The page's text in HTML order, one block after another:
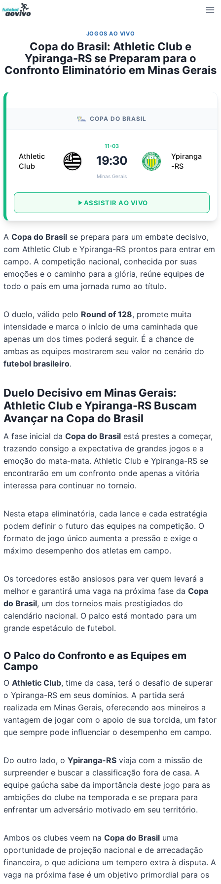
Pular
para
Conteúdo
JOGOS AO VIVO
Copa do Brasil: Athletic Club e
Ypiranga-RS se Preparam para o
Confronto Eliminatório em Minas Gerais
COPA DO BRASIL
Athletic
Club
11-03
19:30
Minas Gerais
Ypiranga
-RS
ASSISTIR AO VIVO
ACopa do Brasil se prepara para um embate decisivo,
com Athletic Club e Ypiranga-RS prontos para entrar em
campo. A competição nacional, conhecida por suas
emoções e o caminho para a glória, reúne equipes de
todo o país em uma jornada rumo ao título.
O duelo, válido pelo Round of 128, promete muita
intensidade e marca o início de uma caminhada que
apenas um dos times poderá seguir. É a chance de
ambas as equipes mostrarem seu valor no cenário do
futebol brasileiro.
Duelo Decisivo em Minas Gerais:
Athletic Club e Ypiranga-RS Buscam
Avançar na Copa do Brasil
A fase inicial daCopa do Brasil está prestes a começar,
trazendo consigo a expectativa de grandes jogos e a
emoção do mata-mata. Athletic Club e Ypiranga-RS se
encontrarão em um confronto onde apenas a vitória
interessa para continuar no torneio.
Nesta etapa eliminatória, cada lance e cada estratégia
podem definir o futuro das equipes na competição. O
formato de jogo único aumenta a pressão e exige o
máximo desempenho dos atletas em campo.
Os torcedores estão ansiosos para ver quem levará a
melhor e garantirá uma vaga na próxima fase daCopa
do Brasil, um dos torneios mais prestigiados do
calendário nacional. O palco está montado para um
grande espetáculo de futebol.
O Palco do Confronto e as Equipes em
Campo
OAthletic Club, time da casa, terá o desafio de superar
o Ypiranga-RS em seus domínios. A partida será
realizada em Minas Gerais, oferecendo aos mineiros a
vantagem de jogar com o apoio de sua torcida, um fator
que sempre pode influenciar o desempenho em campo.
Do outro lado, oYpiranga-RS viaja com a missão de
surpreender e buscar a classificação fora de casa. A
equipe gaúcha sabe da importância deste jogo para as
ambições do clube na temporada e se prepara para
enfrentar um adversário motivado em seu território.
Ambos os clubes veem naCopa do Brasil uma
oportunidade de projeção nacional e de arrecadação
financeira, o que adiciona um tempero extra à disputa. A
vaga na próxima fase é um objetivo primordial para os